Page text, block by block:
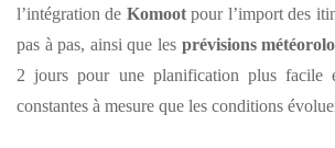
l’intégration de Komootpour l’import des
pas à pas, ainsi que les prévisions
2 jours pour une planification plus facile
constantes à mesure que les conditions